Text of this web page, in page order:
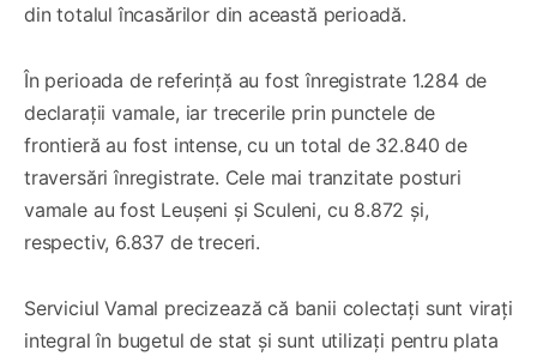
din totalul încasărilor din această perioadă.
În perioada de referință au fost înregistrate 1.284 de
declarații vamale, iar trecerile prin punctele de
frontieră au fost intense, cu un total de 32.840 de
traversări înregistrate. Cele mai tranzitate posturi
vamale au fost Leușeni și Sculeni, cu 8.872 și,
respectiv, 6.837 de treceri.
Serviciul Vamal precizează că banii colectați sunt virați
integral în bugetul de stat și sunt utilizați pentru plata